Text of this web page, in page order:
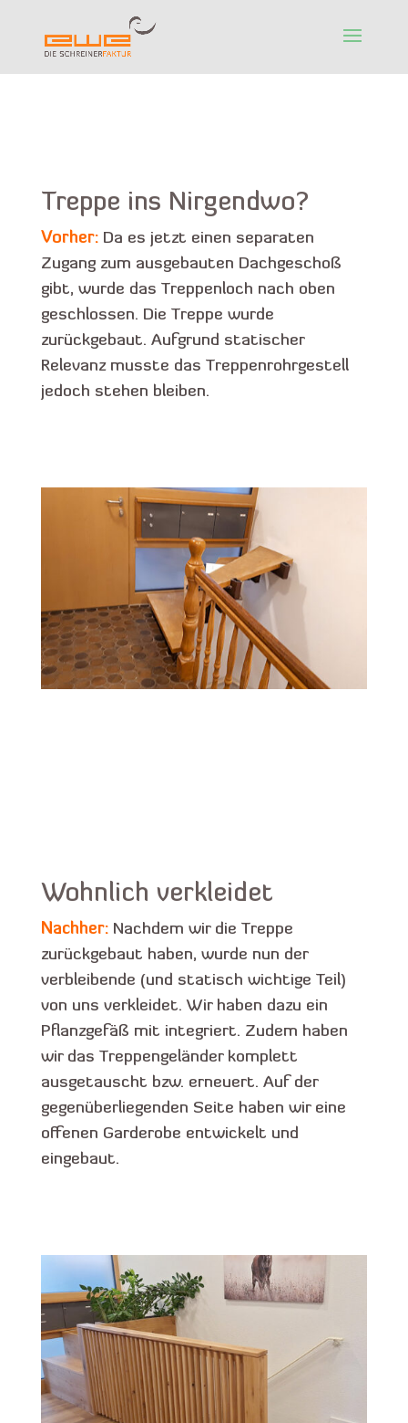
Treppe ins Nirgendwo?
Vorher:Da es jetzt einen separaten
Zugang zum ausgebauten Dachgeschoß
gibt, wurde das Treppenloch nach oben
geschlossen. Die Treppe wurde
zurückgebaut. Aufgrund statischer
Relevanz musste das Treppenrohrgestell
jedoch stehen bleiben.
Wohnlich verkleidet
Nachher:Nachdem wir die Treppe
zurückgebaut haben, wurde nun der
verbleibende (und statisch wichtige Teil)
von uns verkleidet. Wir haben dazu ein
Pflanzgefäß mit integriert. Zudem haben
wir das Treppengeländer komplett
ausgetauscht bzw. erneuert. Auf der
gegenüberliegenden Seite haben wir eine
offenen Garderobe entwickelt und
eingebaut.